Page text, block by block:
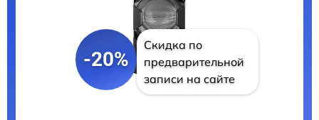
-20%
Скидка по
предварительной
записи на сайте